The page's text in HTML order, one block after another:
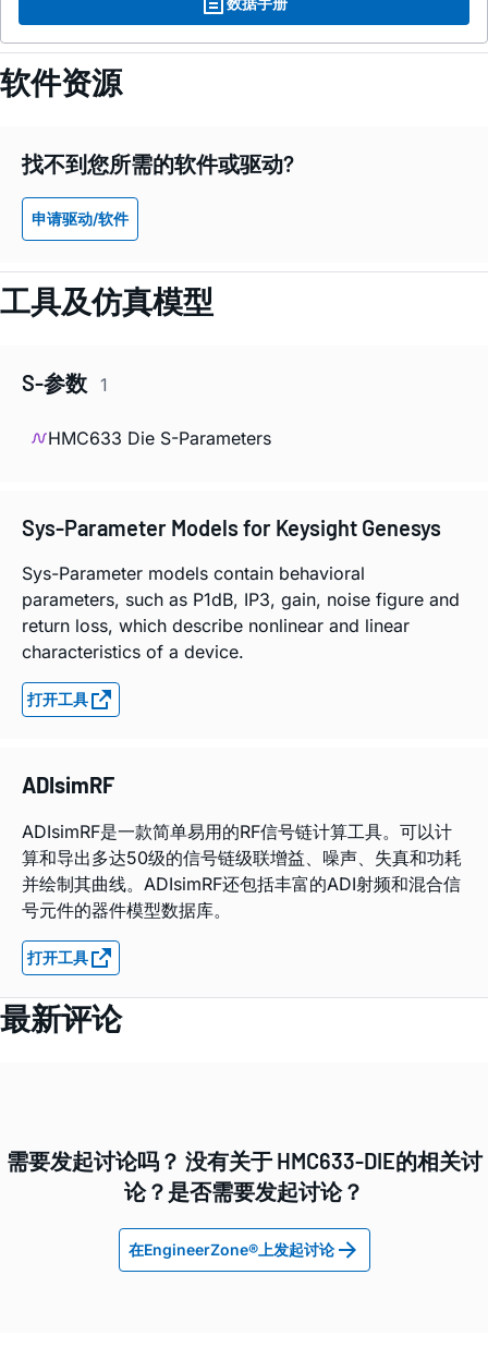
软件资源
找不到您所需的软件或驱动?
申请驱动/软件
工具及仿真模型
S-参数 1
HMC633 Die S-Parameters
Sys-Parameter Models for Keysight Genesys
Sys-Parameter models contain behavioral
parameters, such as P1dB, IP3, gain, noise figure and
return loss, which describe nonlinear and linear
characteristics of a device.
打开工具
ADIsimRF
ADIsimRF是一款简单易用的RF信号链计算工具。可以计
算和导出多达50级的信号链级联增益、噪声、失真和功耗
并绘制其曲线。ADIsimRF还包括丰富的ADI射频和混合信
号元件的器件模型数据库。
打开工具
最新评论
需要发起讨论吗？ 没有关于 HMC633-DIE的相关讨
论？是否需要发起讨论？
在EngineerZone®上发起讨论